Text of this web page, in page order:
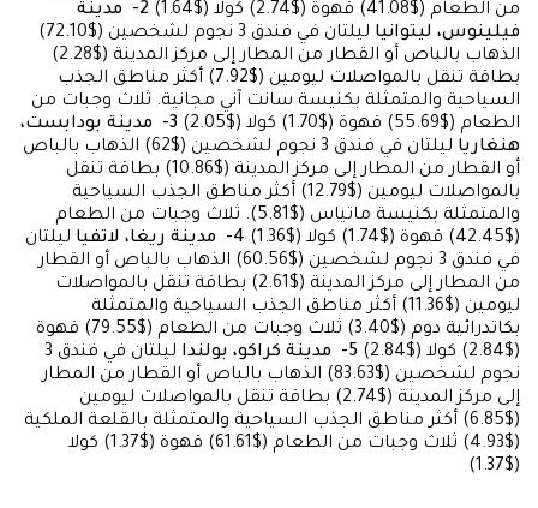
من الطعام ($41.08) قهوة ($2.74) كولا ($1.64)
2- مدينة
فيلينوس، ليتوانيا
ليلتان في فندق 3 نجوم لشخصين ($72.10)
الذهاب بالباص أو القطار من المطار إلى مركز المدينة ($2.28)
بطاقة تنقل بالمواصلات ليومين ($7.92) أكثر مناطق الجذب
السياحية والمتمثلة بكنيسة سانت آني مجانية. ثلاث وجبات من
الطعام ($55.69) قهوة ($1.70) كولا ($2.05)
3- مدينة بودابست،
هنغاريا
ليلتان في فندق 3 نجوم لشخصين ($62) الذهاب بالباص
أو القطار من المطار إلى مركز المدينة ($10.86) بطاقة تنقل
بالمواصلات ليومين ($12.79) أكثر مناطق الجذب السياحية
والمتمثلة بكنيسة ماتياس ($5.81). ثلاث وجبات من الطعام
($42.45) قهوة ($1.74) كولا ($1.36)
4- مدينة ريغا، لاتفيا
ليلتان
في فندق 3 نجوم لشخصين ($60.56) الذهاب بالباص أو القطار
من المطار إلى مركز المدينة ($2.61) بطاقة تنقل بالمواصلات
ليومين ($11.36) أكثر مناطق الجذب السياحية والمتمثلة
بكاتدرائية دوم ($3.40) ثلاث وجبات من الطعام ($79.55) قهوة
($2.84) كولا ($2.84)
5- مدينة كراكو، بولندا
ليلتان في فندق 3
نجوم لشخصين ($83.63) الذهاب بالباص أو القطار من المطار
إلى مركز المدينة ($2.74) بطاقة تنقل بالمواصلات ليومين
($6.85) أكثر مناطق الجذب السياحية والمتمثلة بالقلعة الملكية
($4.93) ثلاث وجبات من الطعام ($61.61) قهوة ($1.37) كولا
($1.37)